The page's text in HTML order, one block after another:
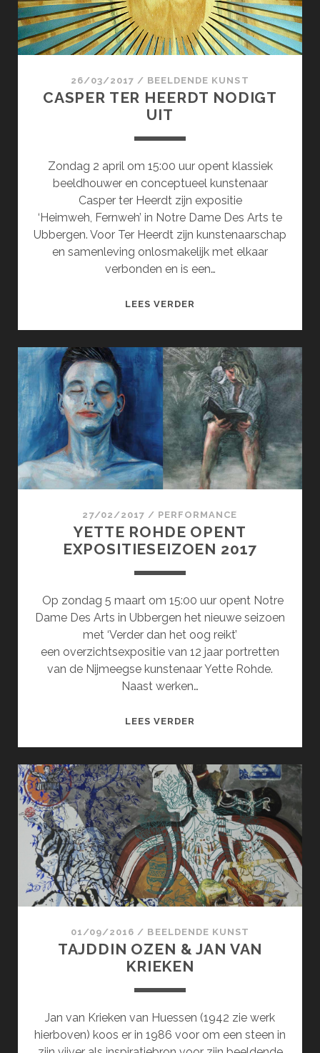
26/03/2017 / BEELDENDE KUNST
CASPER TER HEERDT NODIGT
UIT
Zondag 2 april om 15:00 uur opent klassiek
beeldhouwer en conceptueel kunstenaar
Casper ter Heerdt zijn expositie
‘Heimweh, Fernweh’ in Notre Dame Des Arts te
Ubbergen. Voor Ter Heerdt zijn kunstenaarschap
en samenleving onlosmakelijk met elkaar
verbonden en is een…
LEES VERDER
NODIGT
UIT
27/02/2017 / PERFORMANCE
YETTE ROHDE OPENT
EXPOSITIESEIZOEN 2017
Op zondag 5 maart om 15:00 uur opent Notre
Dame Des Arts in Ubbergen het nieuwe seizoen
met ‘Verder dan het oog reikt’
een overzichtsexpositie van 12 jaar portretten
van de Nijmeegse kunstenaar Yette Rohde.
Naast werken…
LEES VERDER
EXPOSITIESEIZOEN
2017
01/09/2016 / BEELDENDE KUNST
TAJDDIN OZEN & JAN VAN
KRIEKEN
Jan van Krieken van Huessen (1942 zie werk
hierboven) koos er in 1986 voor om een steen in